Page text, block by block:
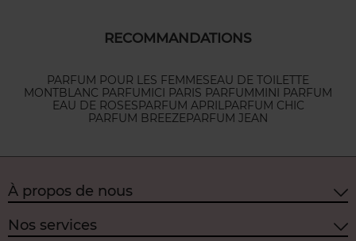
RECOMMANDATIONS
PARFUM POUR LES FEMMESEAU DE TOILETTE
MONTBLANC PARFUMICI PARIS PARFUMMINI PARFUM
EAU DE ROSESPARFUM APRILPARFUM CHIC
PARFUM BREEZEPARFUM JEAN
À propos de nous
Nos services